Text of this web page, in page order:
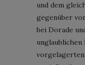
und dem
gegenüber
bei Dorade
unglaublichen
vorgelagerten